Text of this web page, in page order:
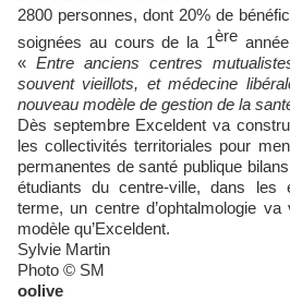
2800 personnes, dont 20% de
soignées au cours de la 1èreannée
« Entre anciens centres
souvent vieillots, et médecine
nouveau modèle de gestion de la
Dès septembre Exceldent va
les collectivités territoriales pour
permanentes de santé publique
étudiants du centre-ville, dans
terme, un centre d’ophtalmologie
modèle qu’Exceldent.
Sylvie Martin
Photo © SM
oolive